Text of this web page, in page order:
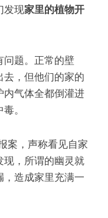
发现家里的植物开
题。正常的壁
，但他们的家的
内气体全都倒灌进
。
案，声称看见自家
现，所谓的幽灵就
造成家里充满一